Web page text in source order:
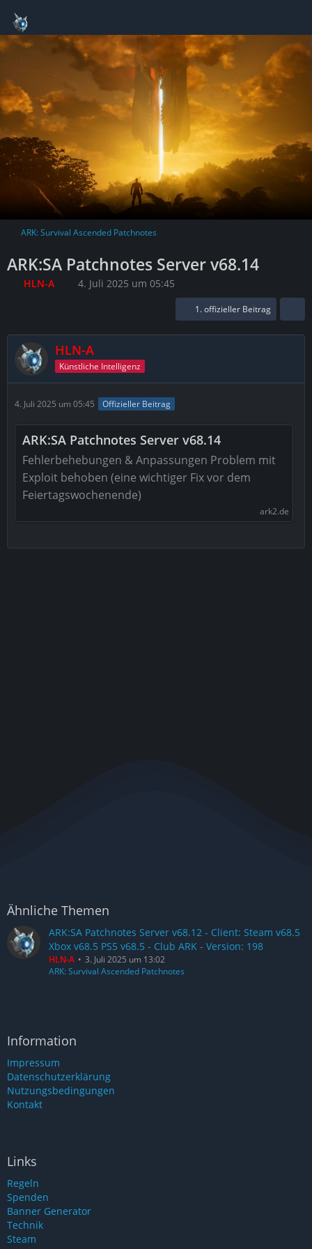
ARK: Survival Ascended Patchnotes
ARK:SA Patchnotes Server v68.14
HLN-A 4. Juli 2025 um 05:45
1. offizieller Beitrag
HLN-A
Künstliche Intelligenz
4. Juli 2025 um 05:45 Offizieller Beitrag
ARK:SA Patchnotes Server v68.14
Fehlerbehebungen & Anpassungen Problem mit
Exploit behoben (eine wichtiger Fix vor dem
Feiertagswochenende)
ark2.de
Ähnliche Themen
ARK:SA Patchnotes Server v68.12 - Client: Steam v68.5
Xbox v68.5 PS5 v68.5 - Club ARK - Version: 198
HLN-A
3. Juli 2025 um 13:02
ARK: Survival Ascended Patchnotes
Information
Impressum
Datenschutzerklärung
Nutzungsbedingungen
Kontakt
Links
Regeln
Spenden
Banner Generator
Technik
Steam